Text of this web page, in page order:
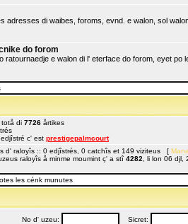
adresses di waibes, foroms, evnd. e walon, sol
do forom
ratournaedje e walon di l' eterface do forom, eyet
totå di 7726 årtikes
c' est prestigepalmcourt
d' raloyîs :: 0 edjîstrés, 0 catchîs et 149 viziteus [
raloyîs å minme moumint ç' a stî 4282 , li lon 06
les cénk munutes
No d' uzeu: Sicret: